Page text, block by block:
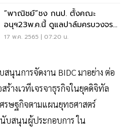
“พาณิชย์”ชง กนป. ตั้งคณะ
อนุฯ23พ.ค.นี้ ดูแลปาล์มครบวงจร
ทั้งราคา-ปริมาณ
17 พ.ค. 2565 | 07:20 น.
นุนการจัดงาน BIDC มาอย่าง ต่อ
ร้างเวทีเจรจาธุรกิจในยุคดิจิทัล
รษฐกิจตามแผนยุทธศาสตร์
บสนุนผู้ประกอบการ ใน